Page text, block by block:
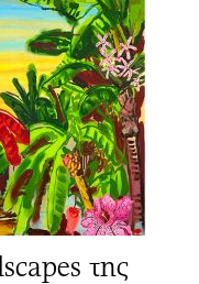
της